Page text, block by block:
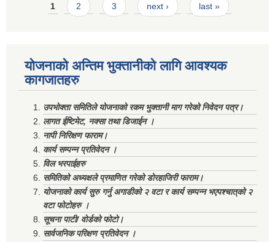
Pages
1 2 3 next › last »
योजनाको अन्तिम भुक्तानीको लागि आवश्यक
कागजातहरु
उपभोक्ता समितिले योजनाको रकम भुक्तानी माग गरेको निवेदन पत्र।
लागत ईष्टिमेट, नक्सा तथा डिजाईन ।
नापी निरिक्षण फाराम।
कार्य सम्पन्न प्रतिवेदन ।
विल भरपाईहरु
समितिको अध्यक्षले प्रमाणित गरेको डोरहाजिरी फाराम।
योजनाको कार्य सुरु गर्नु अगाडीको २ वटा र कार्य सम्पन्न भएपश्चात्‌को २
वटा फोटोहरु ।
सूचना पाटी/ वोर्डको फोटो।
सार्वजनिक परिक्षण प्रतिवेदन ।